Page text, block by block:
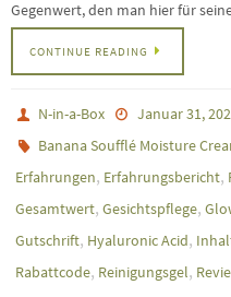
Gegenwert, den man hier für
CONTINUE READING
N-in-a-Box Januar 31,
Banana Soufflé Moisture
Erfahrungen, Erfahrungsbericht,
Gesamtwert, Gesichtspflege,
Gutschrift, Hyaluronic Acid,
Rabattcode, Reinigungsgel,